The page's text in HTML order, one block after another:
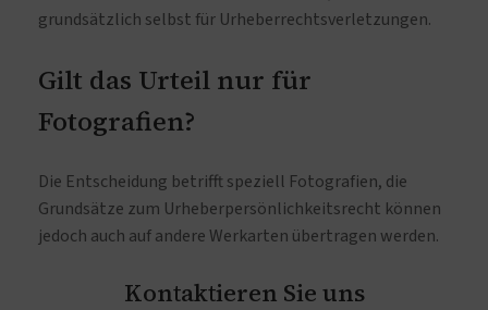
grundsätzlich selbst für Urheberrechtsverletzungen.
Gilt das Urteil nur für
Fotografien?
Die Entscheidung betrifft speziell Fotografien, die
Grundsätze zum Urheberpersönlichkeitsrecht können
jedoch auch auf andere Werkarten übertragen werden.
Kontaktieren Sie uns